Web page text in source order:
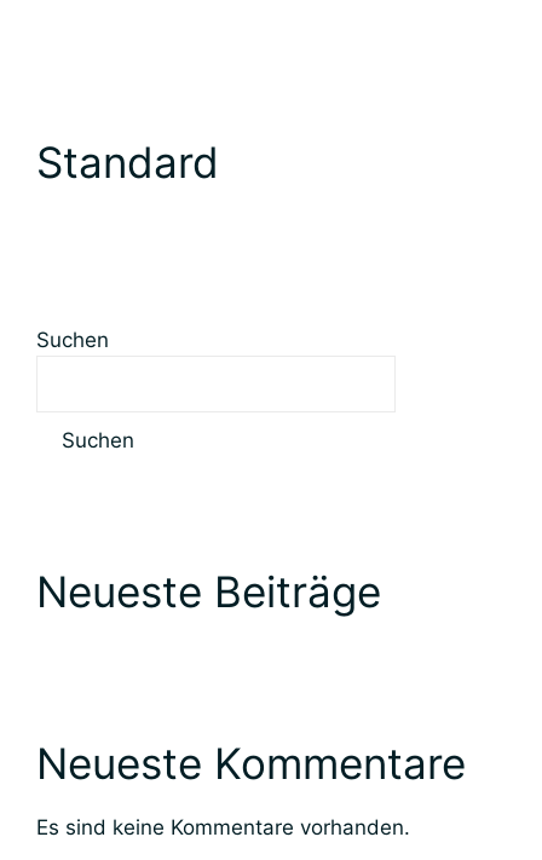
Standard
Suchen
Suchen
Neueste Beiträge
Neueste Kommentare
Es sind keine Kommentare vorhanden.